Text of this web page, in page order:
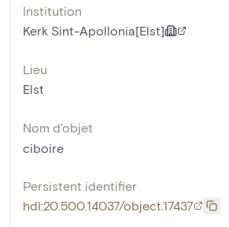
Institution
Kerk Sint-Apollonia[Elst]
Lieu
Elst
Nom d'objet
ciboire
Persistent identifier
hdl:20.500.14037/object.17437